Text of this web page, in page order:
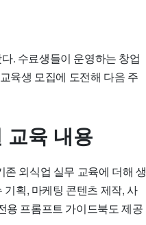
. 수료생들이 운영하는 창업
육생 모집에 도전해 다음 주
교육 내용
외식업 실무 교육에 더해 생
획, 마케팅 콘텐츠 제작, 사
용 프롬프트 가이드북도 제공